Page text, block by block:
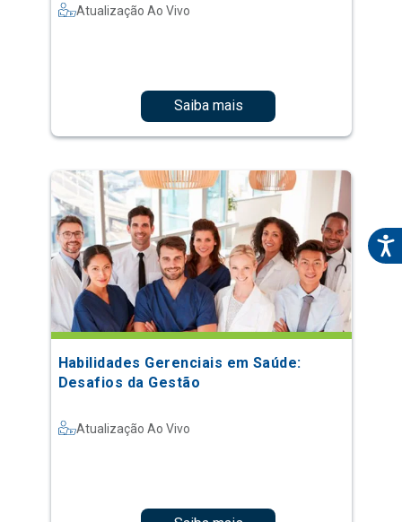
Atualização Ao Vivo
Saiba mais
Habilidades Gerenciais em Saúde:
Desafios da Gestão
Atualização Ao Vivo